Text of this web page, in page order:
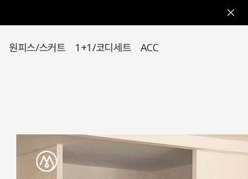
원피스/스커트 1+1/코디세트 ACC